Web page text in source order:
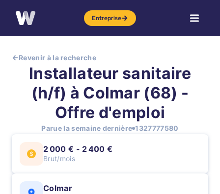
Entreprise
Revenir à la recherche
Installateur sanitaire
(h/f) à Colmar (68) -
Offre d'emploi
Parue la semaine dernière 1327777580
2 000 € - 2 400 €
Brut/mois
Colmar